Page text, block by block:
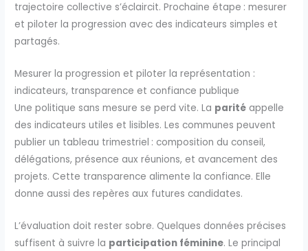
trajectoire collective s’éclaircit. Prochaine étape : mesurer
et piloter la progression avec des indicateurs simples et
partagés.
Mesurer la progression et piloter la représentation :
indicateurs, transparence et confiance publique
Une politique sans mesure se perd vite. La parité appelle
des indicateurs utiles et lisibles. Les communes peuvent
publier un tableau trimestriel : composition du conseil,
délégations, présence aux réunions, et avancement des
projets. Cette transparence alimente la confiance. Elle
donne aussi des repères aux futures candidates.
L’évaluation doit rester sobre. Quelques données précises
suffisent à suivre la participation féminine. Le principal